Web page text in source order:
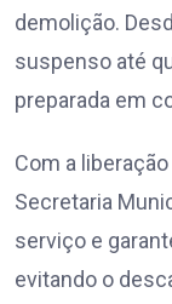
demolição.
suspenso até
preparada em
Com a
Secretaria
serviço e
evitando o